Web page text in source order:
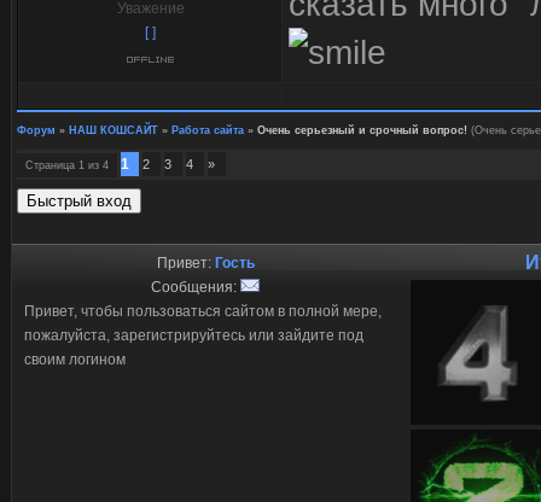
Уважение
[ ]
Форум » НАШ КОШСАЙТ » Работа сайта » Очень серьезный и срочный вопрос! (Очень
Страница 1 из 4 1 2 3 4 »
Привет: Гость
Сообщения:
Привет, чтобы пользоваться сайтом в полной мере,
пожалуйста, зарегистрируйтесь или зайдите под
своим логином